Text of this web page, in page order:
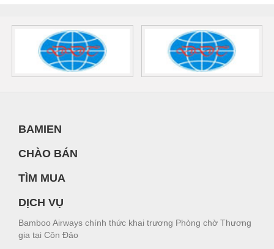
BAMIEN
CHÀO BÁN
TÌM MUA
DỊCH VỤ
Bamboo Airways chính thức khai trương Phòng chờ Thương
gia tại Côn Đảo